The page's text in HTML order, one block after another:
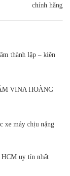
chính hãng
thành lập – kiên
VINA HOÀNG
xe máy chịu nặng
HCM uy tín nhất